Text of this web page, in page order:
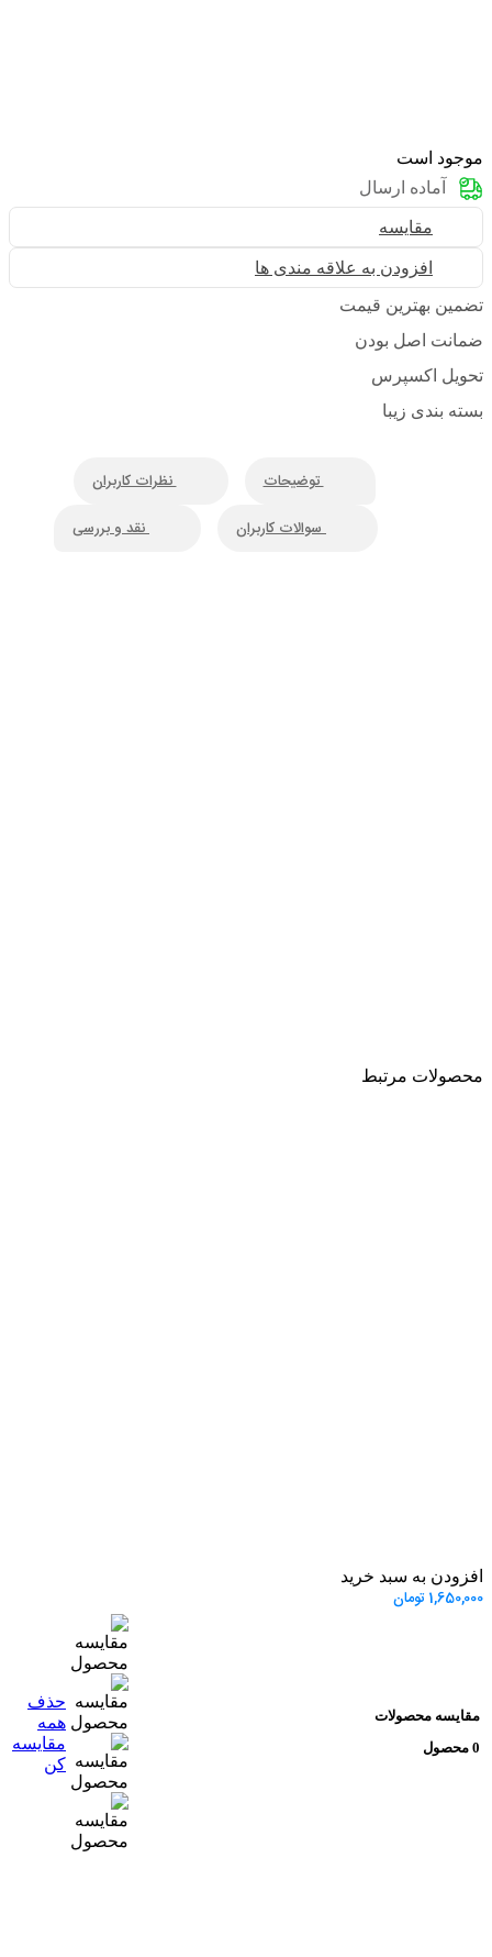
موجود است
آماده ارسال
مقایسه
افزودن به علاقه مندی ها
تضمین بهترین قیمت
ضمانت اصل بودن
تحویل اکسپرس
بسته بندی زیبا
توضیحات
نظرات کاربران
سوالات کاربران
نقد و بررسی
محصولات مرتبط
افزودن به سبد خرید
1,650,000 تومان
مقایسه محصولات
0 محصول
حذف
همه
مقایسه
کن